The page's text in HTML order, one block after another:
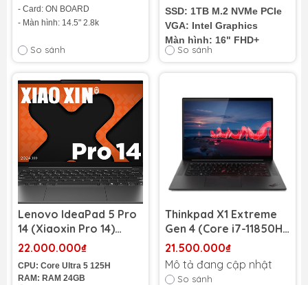
- Card: ON BOARD
- Màn hình: 14.5" 2.8k
So sánh
SSD: 1TB M.2 NVMe PCIe
VGA: Intel Graphics
Màn hình: 16" FHD+
Cân nặng: 1.9Kg
So sánh
Lenovo IdeaPad 5 Pro
14 (Xiaoxin Pro 14)
(Intel Core Ultra 5 125H
14 inch 2.8K+ 120Hz)
22.000.000₫
CPU: Core Ultra 5 125H
RAM: RAM 24GB
Thinkpad X1 Extreme
Gen 4 (Core i7-11850H,
16GB, 512GB, RTX
3050Ti 4GB, 16.0 4K)
(Like New)
21.500.000₫
Mô tả đang cập nhật
So sánh